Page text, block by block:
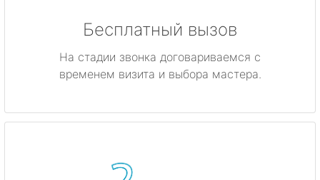
Бесплатный вызов
На стадии звонка договариваемся с
временем визита и выбора мастера.